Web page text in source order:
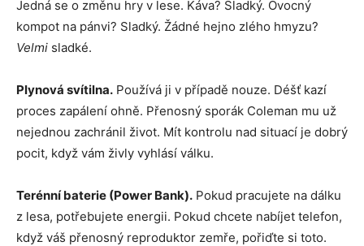
Jedná se o změnu hry v lese. Káva? Sladký. Ovocný
kompot na pánvi? Sladký. Žádné hejno zlého hmyzu?
Velmi sladké.
Plynová svítilna. Používá ji v případě nouze. Déšť kazí
proces zapálení ohně. Přenosný sporák Coleman mu už
nejednou zachránil život. Mít kontrolu nad situací je dobrý
pocit, když vám živly vyhlásí válku.
Terénní baterie (Power Bank). Pokud pracujete na dálku
z lesa, potřebujete energii. Pokud chcete nabíjet telefon,
když váš přenosný reproduktor zemře, pořiďte si toto.